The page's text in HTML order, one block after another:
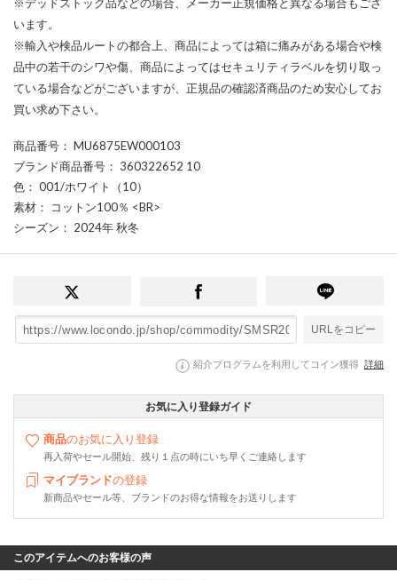
います。
※輸入や検品ルートの都合上、商品によっては箱に痛みがある場合や検
品中の若干のシワや傷、商品によってはセキュリティラベルを切り取っ
ている場合などがございますが、正規品の確認済商品のため安心してお
買い求め下さい。
商品番号 ： MU6875EW000103
ブランド商品番号 ： 360322652 10
色 ： 001/ホワイト（10）
素材 ： コットン100％ <BR>
シーズン ： 2024年 秋冬
URLをコピー
紹介プログラムを利用してコイン獲得 詳細
お気に入り登録ガイド
商品のお気に入り登録
再入荷やセール開始、残り１点の時にいち早くご連絡します
マイブランドの登録
新商品やセール等、ブランドのお得な情報をお送りします
このアイテムへのお客様の声